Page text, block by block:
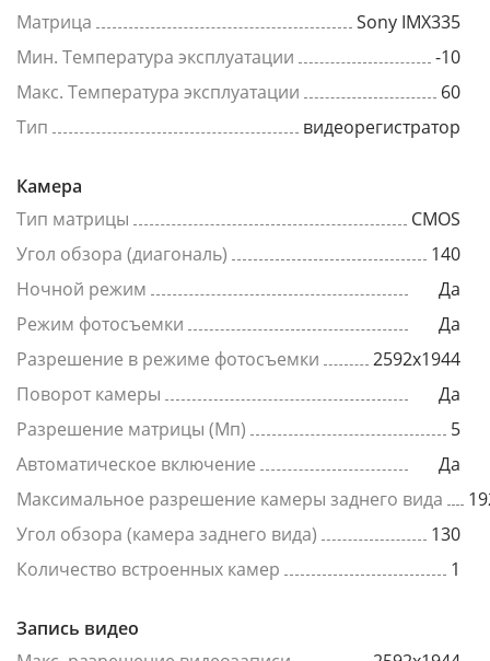
Матрица
Sony IMX335
Мин. Температура эксплуатации
-10
Макс. Температура эксплуатации
60
Тип
видеорегистратор
Камера
Тип матрицы
CMOS
Угол обзора (диагональ)
140
Ночной режим
Да
Режим фотосъемки
Да
Разрешение в режиме фотосъемки
2592x1944
Поворот камеры
Да
Разрешение матрицы (Мп)
5
Автоматическое включение
Да
Максимальное разрешение камеры заднего вида
Угол обзора (камера заднего вида)
130
Количество встроенных камер
1
Запись видео